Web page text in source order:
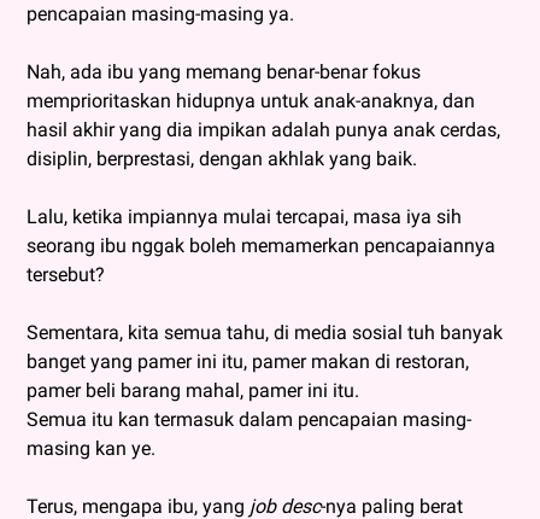
pencapaian masing-masing ya.
Nah, ada ibu yang memang benar-benar fokus
memprioritaskan hidupnya untuk anak-anaknya, dan
hasil akhir yang dia impikan adalah punya anak cerdas,
disiplin, berprestasi, dengan akhlak yang baik.
Lalu, ketika impiannya mulai tercapai, masa iya sih
seorang ibu nggak boleh memamerkan pencapaiannya
tersebut?
Sementara, kita semua tahu, di media sosial tuh banyak
banget yang pamer ini itu, pamer makan di restoran,
pamer beli barang mahal, pamer ini itu.
Semua itu kan termasuk dalam pencapaian masing-
masing kan ye.
Terus, mengapa ibu, yang job desc-nya paling berat